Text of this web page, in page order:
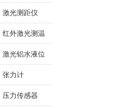
激光测距仪
红外激光测温
激光铝水液位
张力计
压力传感器